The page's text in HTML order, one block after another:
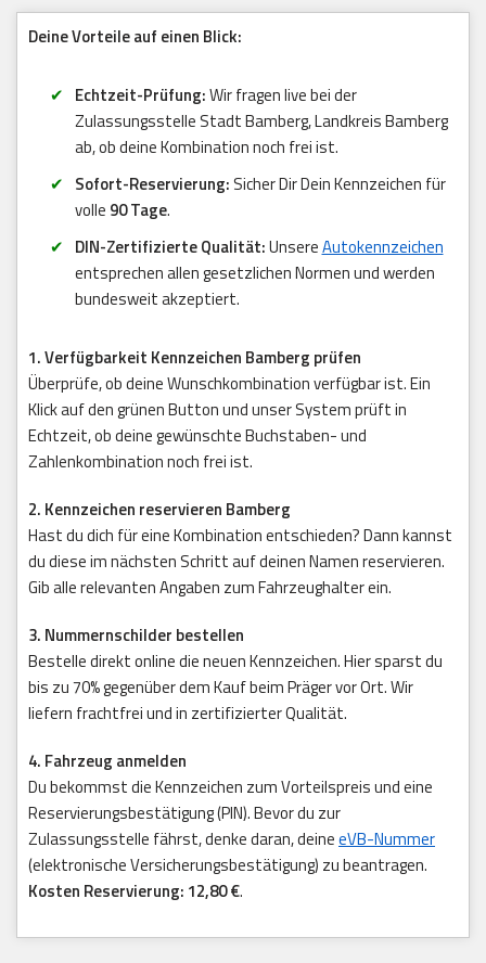
Deine Vorteile auf einen Blick:
Echtzeit-Prüfung:Wir fragen live bei der
Zulassungsstelle Stadt Bamberg, Landkreis Bamberg
ab, ob deine Kombination noch frei ist.
Sofort-Reservierung: Sicher Dir Dein Kennzeichen für
volle 90 Tage.
DIN-Zertifizierte Qualität:UnsereAutokennzeichen
entsprechen allen gesetzlichen Normen und werden
bundesweit akzeptiert.
1. Verfügbarkeit Kennzeichen Bamberg prüfen
Überprüfe, ob deine Wunschkombination verfügbar ist. Ein
Klick auf den grünen Button und unser System prüft in
Echtzeit, ob deine gewünschte Buchstaben- und
Zahlenkombination noch frei ist.
2. Kennzeichen reservieren Bamberg
Hast du dich für eine Kombination entschieden? Dann kannst
du diese im nächsten Schritt auf deinen Namen reservieren.
Gib alle relevanten Angaben zum Fahrzeughalter ein.
3. Nummernschilder bestellen
Bestelle direkt online die neuen Kennzeichen. Hier sparst du
bis zu 70% gegenüber dem Kauf beim Präger vor Ort. Wir
liefern frachtfrei und in zertifizierter Qualität.
4. Fahrzeug anmelden
Du bekommst die Kennzeichen zum Vorteilspreis und eine
Reservierungsbestätigung (PIN). Bevor du zur
Zulassungsstelle fährst, denke daran, deineeVB-Nummer
(elektronische Versicherungsbestätigung) zu beantragen.
Kosten Reservierung: 12,80 €.